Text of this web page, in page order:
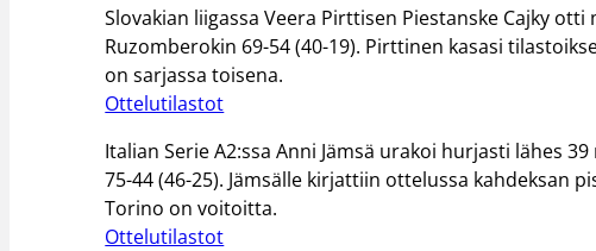
Slovakian liigassa Veera Pirttisen Piestanske Cajky
Ruzomberokin 69-54 (40-19). Pirttinen kasasi
on sarjassa toisena.
Ottelutilastot
Italian Serie A2:ssa Anni Jämsä urakoi hurjasti lähes
75-44 (46-25). Jämsälle kirjattiin ottelussa kahdeksan
Torino on voitoitta.
Ottelutilastot